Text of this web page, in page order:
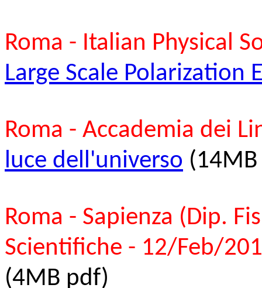
Roma - Italian Physical
Large Scale Polarization
Roma - Accademia dei
luce dell'universo
Roma - Sapienza (Dip.
Scientifiche - 12/Feb/
(4MB pdf)